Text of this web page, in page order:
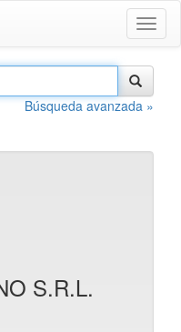
Búsqueda avanzada »
S.R.L.